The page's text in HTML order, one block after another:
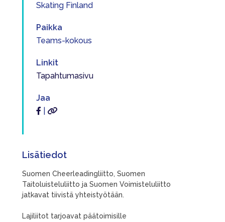
Skating Finland
Paikka
Teams-kokous
Linkit
Tapahtumasivu
Jaa
Lisätiedot
Suomen Cheerleadingliitto, Suomen
Taitoluisteluliitto ja Suomen Voimisteluliitto
jatkavat tiivistä yhteistyötään.
Lajiliitot tarjoavat päätoimisille